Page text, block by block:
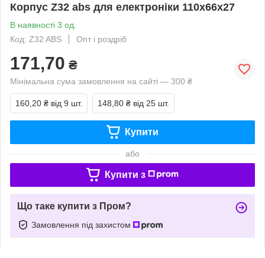
Корпус Z32 abs для електроніки 110х66х27
В наявності 3 од.
Код: Z32 ABS
Опт і роздріб
171,70 ₴
Мінімальна сума замовлення на сайті — 300 ₴
160,20 ₴ від 9 шт. 148,80 ₴ від 25 шт.
Купити
або
Купити з
Що таке купити з Пром?
Замовлення під захистом